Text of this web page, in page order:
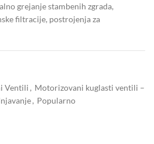
grejanje stambenih zgrada,
filtracije, postrojenja za
Ventili , Motorizovani kuglasti ventili –
, Popularno